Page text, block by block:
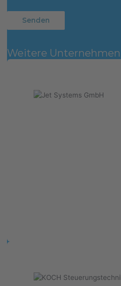
Weitere Unternehmen